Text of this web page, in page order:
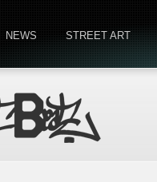
NEWS STREET ART